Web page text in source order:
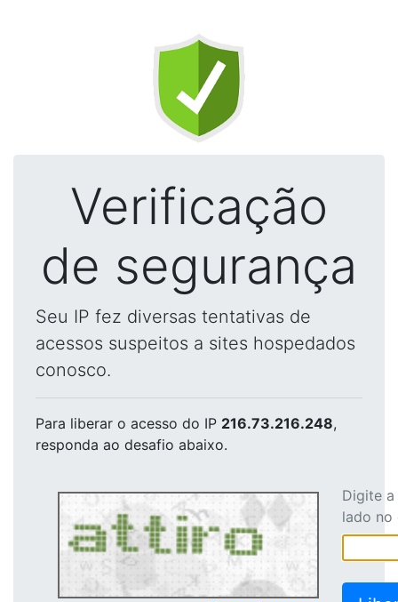
Verificação
de segurança
Seu IP fez diversas tentativas de
acessos suspeitos a sites hospedados
conosco.
Para liberar o acesso do IP 216.73.216.248,
responda ao desafio abaixo.
Digite
lado no